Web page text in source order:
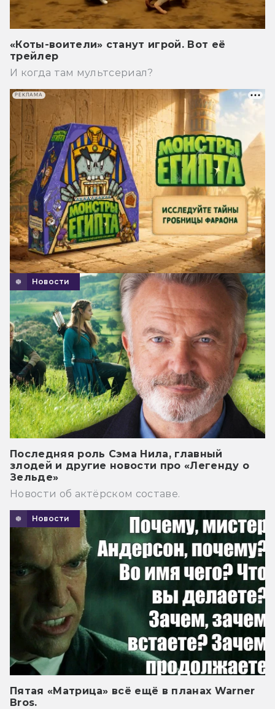
«Коты-воители» станут игрой. Вот её
трейлер
И когда там мультсериал?
Новости
Последняя роль Сэма Нила, главный
злодей и другие новости про «Легенду о
Зельде»
Новости об актёрском составе.
Новости
Пятая «Матрица» всё ещё в планах Warner
Bros.
РЕКЛАМА